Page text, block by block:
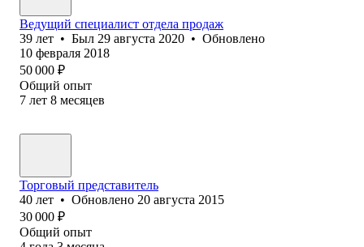
Ведущий специалист отдела продаж
39 лет • Был 29 августа 2020 • Обновлено
10 февраля 2018
50 000 ₽
Общий опыт
7 лет 8 месяцев
Торговый представитель
40 лет • Обновлено 20 августа 2015
30 000 ₽
Общий опыт